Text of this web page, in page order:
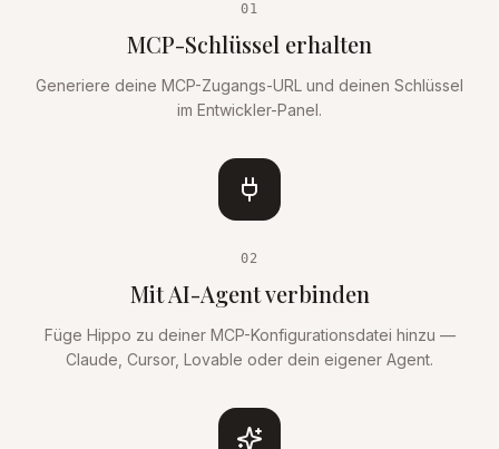
01
MCP-Schlüssel erhalten
Generiere deine MCP-Zugangs-URL und deinen Schlüssel
im Entwickler-Panel.
02
Mit AI-Agent verbinden
Füge Hippo zu deiner MCP-Konfigurationsdatei hinzu —
Claude, Cursor, Lovable oder dein eigener Agent.